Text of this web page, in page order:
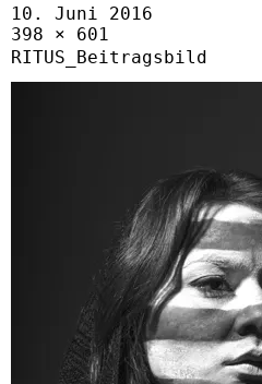
10. Juni 2016
398 × 601
RITUS_Beitragsbild